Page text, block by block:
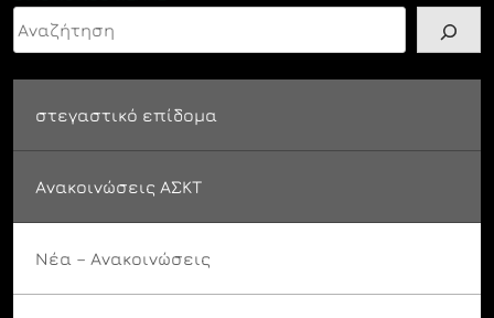
Αναζήτηση
στεγαστικό επίδομα
Ανακοινώσεις ΑΣΚΤ
Νέα – Ανακοινώσεις